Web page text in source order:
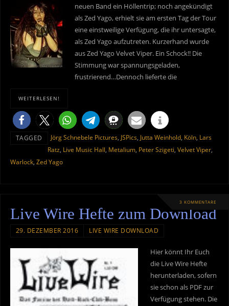
neuen Band ein Höllentrip; noch angekündigt
als Zed Yago, erhielt sie am ersten Tag der Tour
eine einstweilige Verfügung, die ihr untersagte,
als Zed Yago aufzutreten. Kurzerhand wurde
aus Zed Yago Velvet Viper. Ein Schock!! Die
Stimmung war spannungsgeladen,
frustrierend…Dennoch lieferte die
WEITERLESEN!
TAGGED Jörg Schnebele Pictures, JSPics, Jutta Weinhold, Köln, Lars
Ratz, Live Music Hall, Metalium, Peter Szigeti, Velvet Viper,
Warlock, Zed Yago
3 KOMMENTARE
Live Wire Hefte zum Download
29. DEZEMBER 2016 LIVE WIRE DOWNLOAD
Hier könnt Ihr Euch
die Live Wire Hefte
herunterladen, sofern
sie schon als PDF zur
Verfügung stehen. Die